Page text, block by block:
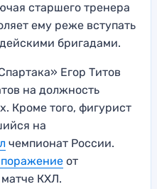
старшего тренера
ему реже вступать
бригадами.
Егор Титов
на должность
Кроме того, фигурист
на
чемпионат России.
поражение от
КХЛ.